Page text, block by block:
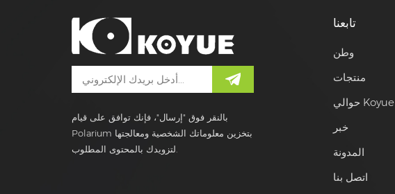
بالنقر فوق "إرسال"، فإنك توافق على قيام
Polarium بتخزين معلوماتك الشخصية ومعالجتها
تابعنا
وطن
منتجات
حوالي Koyue
خبر
المدونة
اتصل بنا